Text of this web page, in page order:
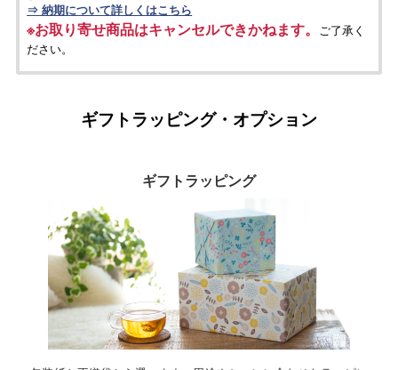
⇒ 納期について詳しくはこちら
※お取り寄せ商品はキャンセルできかねます。
ご了承く
ださい。
ギフトラッピング・オプション
ギフトラッピング